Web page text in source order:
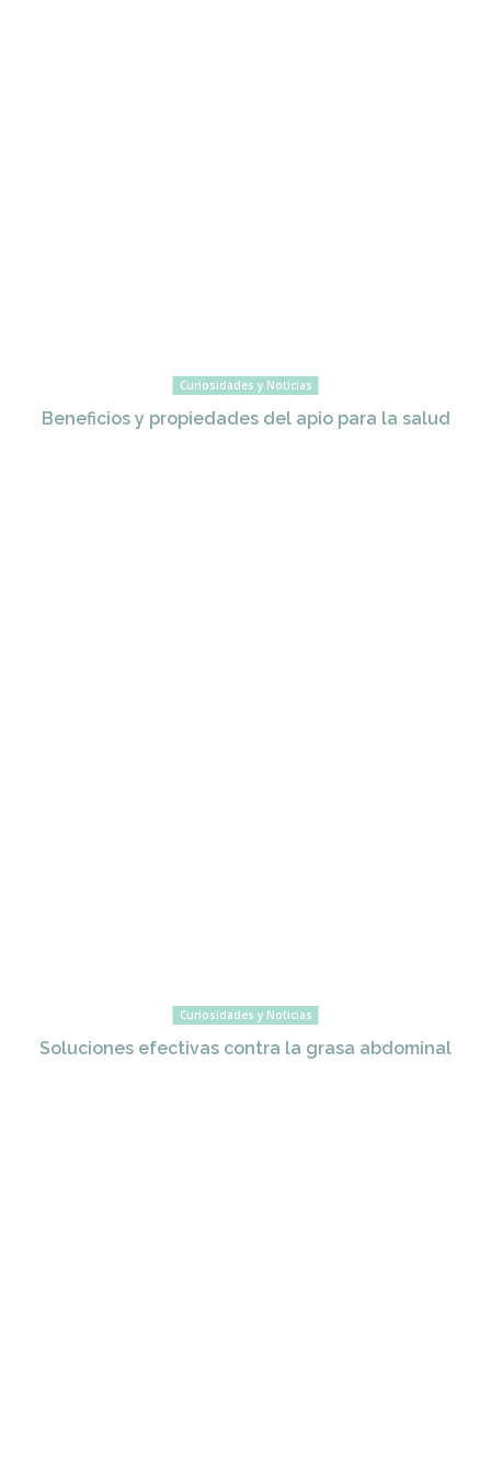
Curiosidades y Noticias
Beneficios y propiedades del apio para la salud
Curiosidades y Noticias
Soluciones efectivas contra la grasa abdominal